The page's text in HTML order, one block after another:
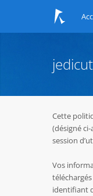
Cette
(désigné
session
Vos
identifiant